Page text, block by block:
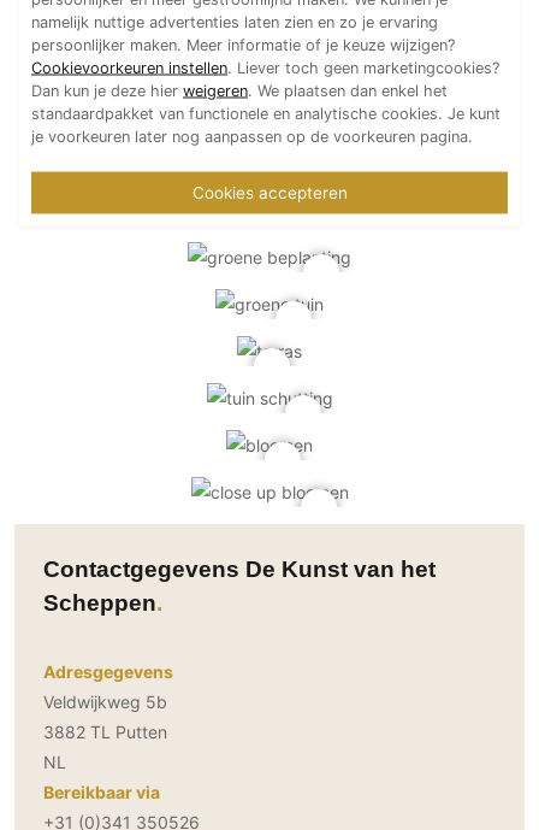
Contactgegevens De Kunst van het
Scheppen
Adresgegevens
Veldwijkweg 5b
3882 TL Putten
NL
Bereikbaar via
+31 (0)341 350526
namelijk nuttige advertenties laten zien en zo je ervaring
persoonlijker maken. Meer informatie of je keuze wijzigen?
Cookievoorkeuren instellen. Liever toch geen marketingcookies?
Dan kun je deze hier weigeren. We plaatsen dan enkel het
standaardpakket van functionele en analytische cookies. Je kunt
je voorkeuren later nog aanpassen op de voorkeuren pagina.
Cookies accepteren